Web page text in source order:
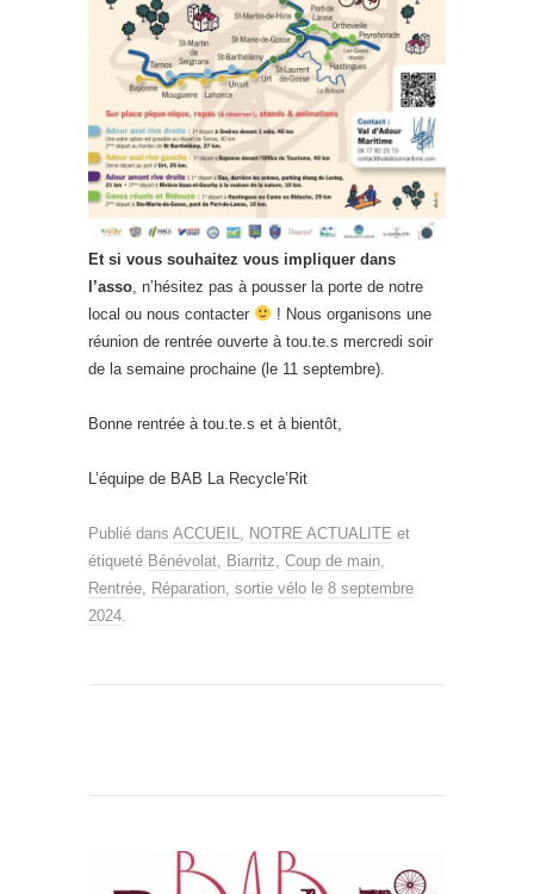
Et si vous souhaitez vous impliquer dans
l’asso , n’hésitez pas à pousser la porte de notre
local ou nous contacter
! Nous organisons une
réunion de rentrée ouverte à tou.te.s mercredi soir
de la semaine prochaine (le 11 septembre).
Bonne rentrée à tou.te.s et à bientôt,
L’équipe de BAB La Recycle’Rit
Publié dans ACCUEIL NOTRE ACTUALITE et
étiqueté Bénévolat Biarritz Coup de main
Rentrée
Réparation sortie vélo le 8 septembre
2024